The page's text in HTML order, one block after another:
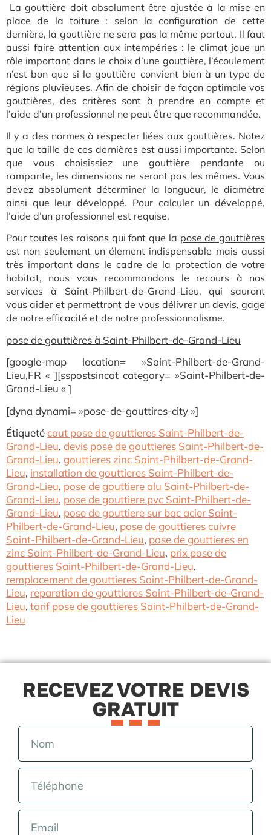
La gouttière doit absolument être ajustée à la mise en
place de la toiture : selon la configuration de cette
dernière, la gouttière ne sera pas la même partout. Il faut
aussi faire attention aux intempéries : le climat joue un
rôle important dans le choix d’une gouttière, l’écoulement
n’est bon que si la gouttière convient bien à un type de
régions pluvieuses. Afin de choisir de façon optimale vos
gouttières, des critères sont à prendre en compte et
l’aide d’un professionnel ne peut être que recommandée.
Il y a des normes à respecter liées aux gouttières. Notez
que la taille de ces dernières est aussi importante. Selon
que vous choisissiez une gouttière pendante ou
rampante, les dimensions ne seront pas les mêmes. Vous
devez absolument déterminer la longueur, le diamètre
ainsi que leur développé. Pour calculer un développé,
l’aide d’un professionnel est requise.
Pour toutes les raisons qui font que la pose de gouttières
est non seulement un élement indispensable mais aussi
très important dans le cadre de la protection de votre
habitat, nous vous recommandons le recours à nos
services à Saint-Philbert-de-Grand-Lieu, qui sauront
vous aider et permettront de vous délivrer un devis, gage
de notre efficacité et de notre professionnalisme.
pose de gouttières à Saint-Philbert-de-Grand-Lieu
[google-map location= »Saint-Philbert-de-Grand-
Lieu,FR « ][sspostsincat category= »Saint-Philbert-de-
Grand-Lieu « ]
[dyna dynami= »pose-de-gouttires-city »]
Étiquetécout pose de gouttieres Saint-Philbert-de-
Grand-Lieu, devis pose de gouttieres Saint-Philbert-de-
Grand-Lieu, gouttieres zinc Saint-Philbert-de-Grand-
Lieu, installation de gouttieres Saint-Philbert-de-
Grand-Lieu, pose de gouttiere alu Saint-Philbert-de-
Grand-Lieu, pose de gouttiere pvc Saint-Philbert-de-
Grand-Lieu, pose de gouttiere sur bac acier Saint-
Philbert-de-Grand-Lieu, pose de gouttieres cuivre
Saint-Philbert-de-Grand-Lieu, pose de gouttieres en
zinc Saint-Philbert-de-Grand-Lieu, prix pose de
gouttieres Saint-Philbert-de-Grand-Lieu,
remplacement de gouttieres Saint-Philbert-de-Grand-
Lieu, reparation de gouttieres Saint-Philbert-de-Grand-
Lieu, tarif pose de gouttieres Saint-Philbert-de-Grand-
Lieu
RECEVEZ VOTRE DEVIS
GRATUIT